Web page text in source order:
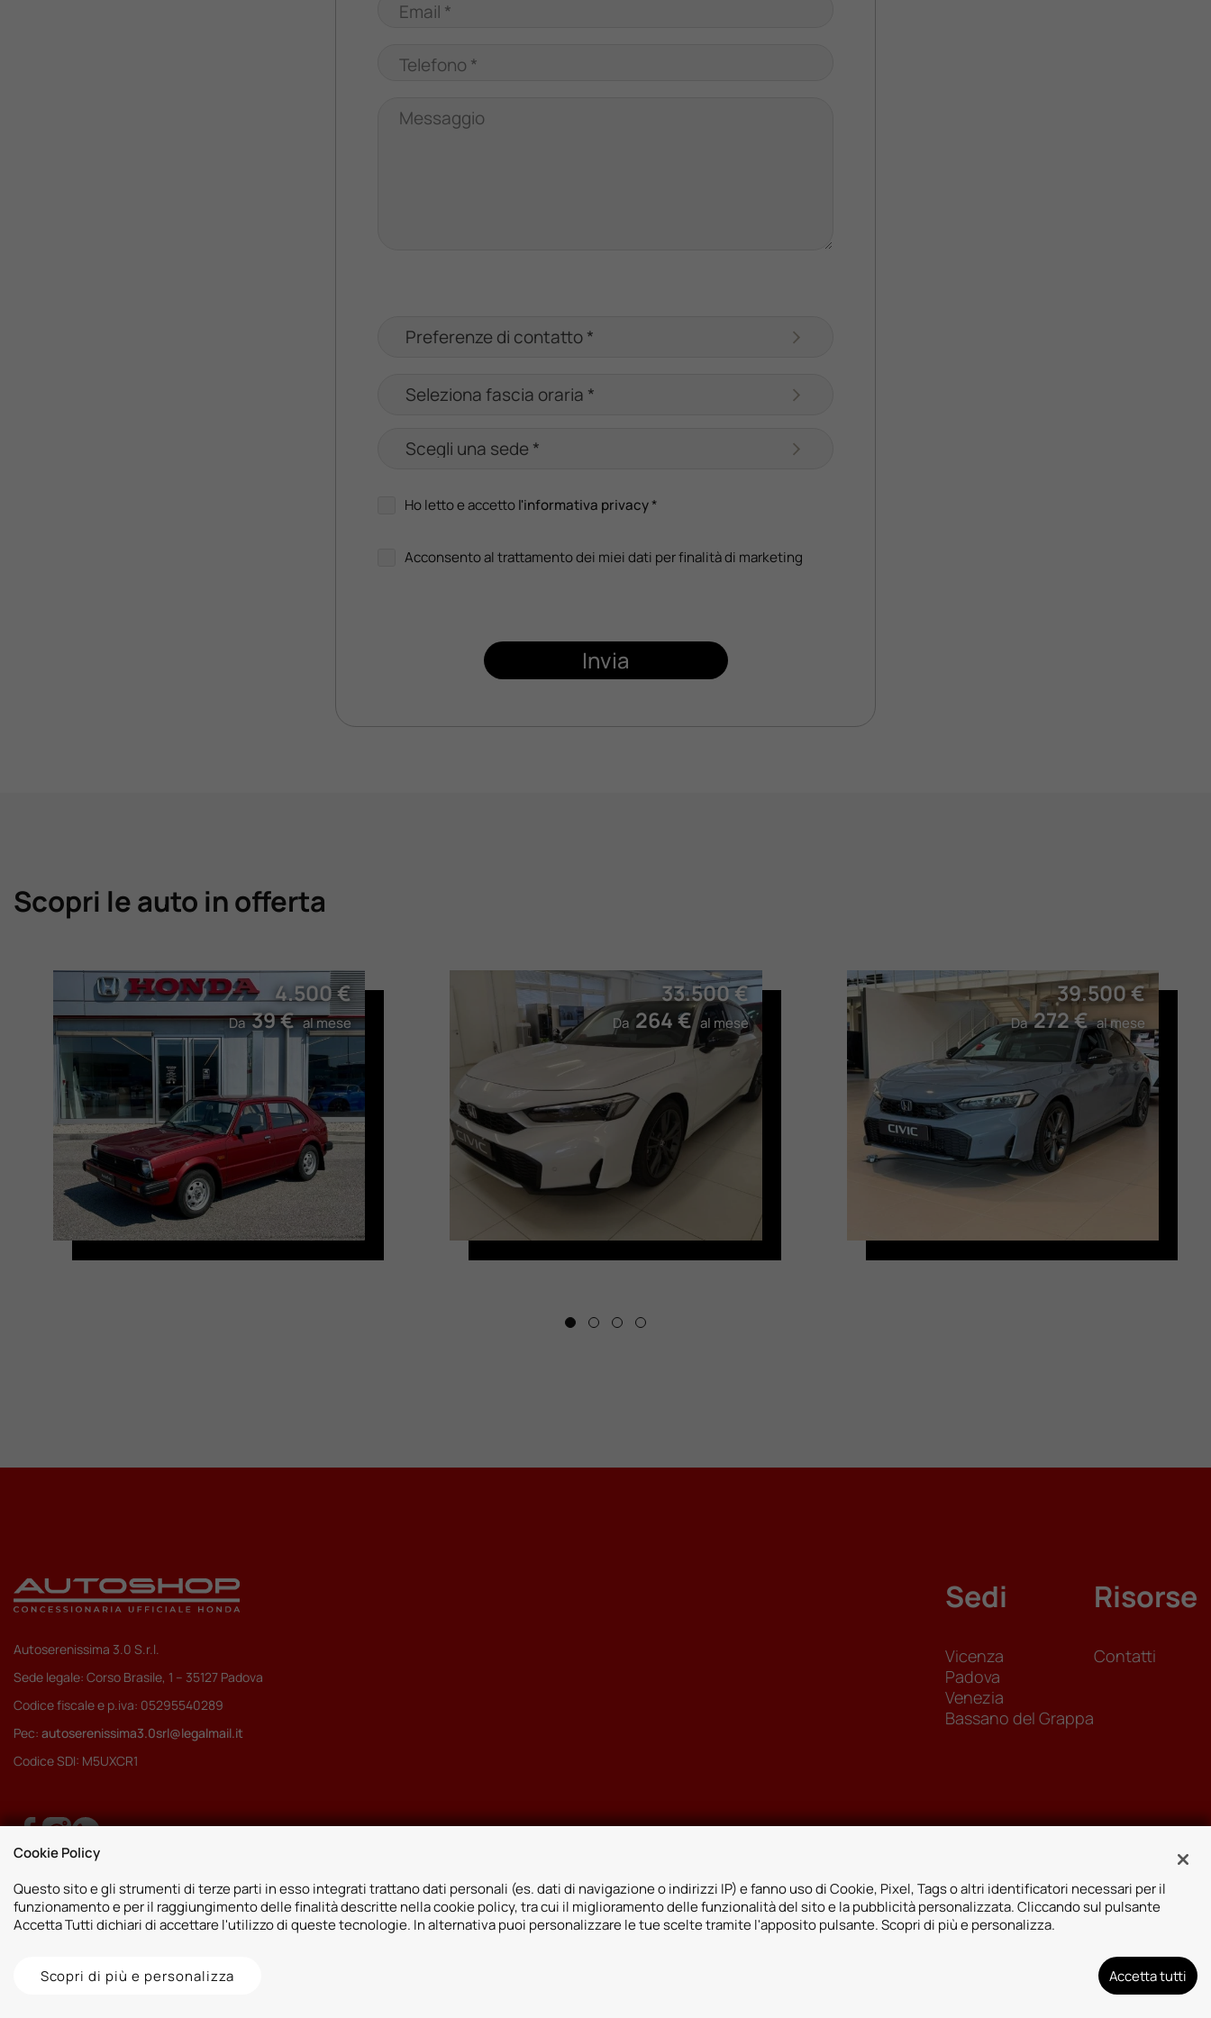
Email *
Telefono *
Messaggio
Ho letto e accettol'informativa privacy*
Acconsento al trattamento dei miei dati per finalità di marketing
Invia
Scopri le auto in offerta
4.500 €
Da39 €al mese
33.500 €
Da 264 €al mese
39.500 €
Da272 €al mese
Autoserenissima 3.0 S.r.l.
Sede legale: Corso Brasile, 1 – 35127 Padova
Codice fiscale e p.iva: 05295540289
Pec: autoserenissima3.0srl@legalmail.it
Codice SDI: M5UXCR1
Sedi
Vicenza
Padova
Venezia
Bassano del Grappa
Risorse
Contatti
2026 © Autoshop Srl. Tutti i diritti riservati.
Cookie Policy
Questo sito e gli strumenti di terze parti in esso integrati trattano dati personali (es. dati di navigazione o indirizzi IP) e fanno uso di Cookie, Pixel, Tags o altri identificatori necessari per il
funzionamento e per il raggiungimento delle finalità descritte nella cookie policy, tra cui il miglioramento delle funzionalità del sito e la pubblicità personalizzata. Cliccando sul pulsante
Accetta Tutti dichiari di accettare l'utilizzo di queste tecnologie. In alternativa puoi personalizzare le tue scelte tramite l'apposito pulsante. Scopri di più e personalizza.
Scopri di più e personalizza Accetta tutti